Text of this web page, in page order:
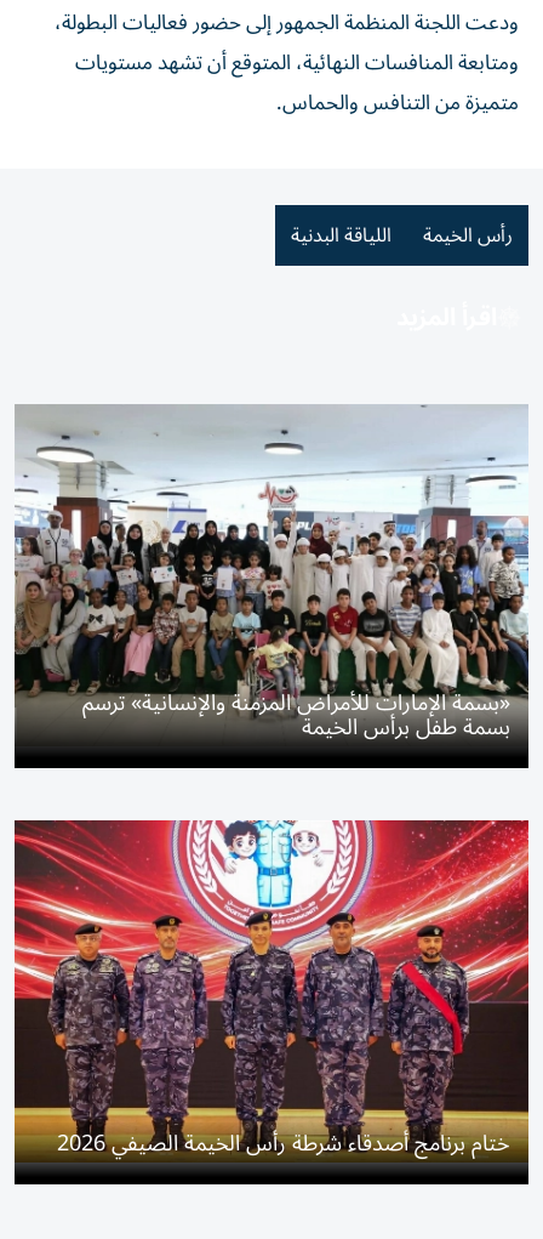
ودعت اللجنة المنظمة الجمهور إلى حضور فعاليات البطولة،
ومتابعة المنافسات النهائية، المتوقع أن تشهد مستويات
متميزة من التنافس والحماس.
رأس الخيمة اللياقة البدنية
«بسمة الإمارات للأمراض المزمنة والإنسانية» ترسم
بسمة طفل برأس الخيمة
ختام برنامج أصدقاء شرطة رأس الخيمة الصيفي 2026